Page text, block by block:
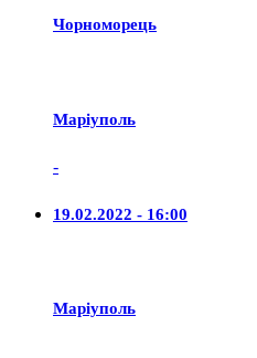
Чорноморець
Маріуполь
-
19.02.2022 - 16:00
Маріуполь